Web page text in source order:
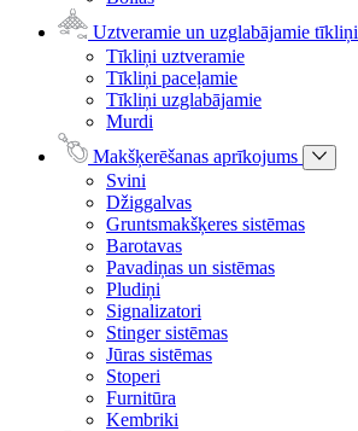
Uztveramie un uzglabājamie tīkliņi
Tīkliņi uztveramie
Tīkliņi paceļamie
Tīkliņi uzglabājamie
Murdi
Makšķerēšanas aprīkojums
Svini
Džiggalvas
Gruntsmakšķeres sistēmas
Barotavas
Pavadiņas un sistēmas
Pludiņi
Signalizatori
Stinger sistēmas
Jūras sistēmas
Stoperi
Furnitūra
Kembriki